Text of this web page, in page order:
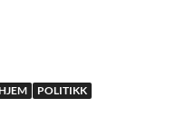
POLITIKK